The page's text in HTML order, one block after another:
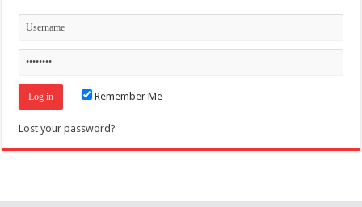
Remember Me
Lost your password?